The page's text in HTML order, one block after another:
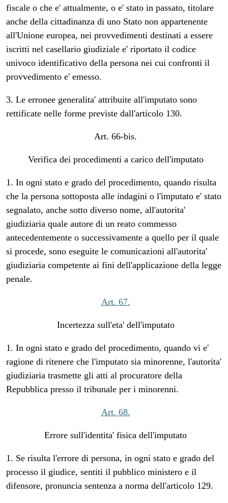
fiscale o che e' attualmente, o e' stato in passato, titolare
anche della cittadinanza di uno Stato non appartenente
all'Unione europea, nei provvedimenti destinati a essere
iscritti nel casellario giudiziale e' riportato il codice
univoco identificativo della persona nei cui confronti il
provvedimento e' emesso.
3. Le erronee generalita' attribuite all'imputato sono
rettificate nelle forme previste dall'articolo 130.
Art. 66-bis.
Verifica dei procedimenti a carico dell'imputato
1. In ogni stato e grado del procedimento, quando risulta
che la persona sottoposta alle indagini o l'imputato e' stato
segnalato, anche sotto diverso nome, all'autorita'
giudiziaria quale autore di un reato commesso
antecedentemente o successivamente a quello per il quale
si procede, sono eseguite le comunicazioni all'autorita'
giudiziaria competente ai fini dell'applicazione della legge
penale.
Art. 67.
Incertezza sull'eta' dell'imputato
1. In ogni stato e grado del procedimento, quando vi e'
ragione di ritenere che l'imputato sia minorenne, l'autorita'
giudiziaria trasmette gli atti al procuratore della
Repubblica presso il tribunale per i minorenni.
Art. 68.
Errore sull'identita' fisica dell'imputato
1. Se risulta l'errore di persona, in ogni stato e grado del
processo il giudice, sentiti il pubblico ministero e il
difensore, pronuncia sentenza a norma dell'articolo 129.